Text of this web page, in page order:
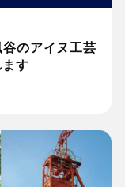
のアイヌ工芸
す